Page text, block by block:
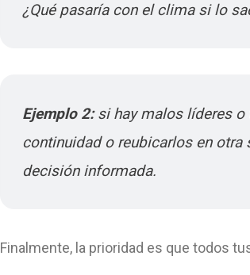
¿Qué pasaría con el clima si lo
Ejemplo 2:si hay malos líderes o
continuidad o reubicarlos en otra
decisión informada.
Finalmente, la prioridad es que todos